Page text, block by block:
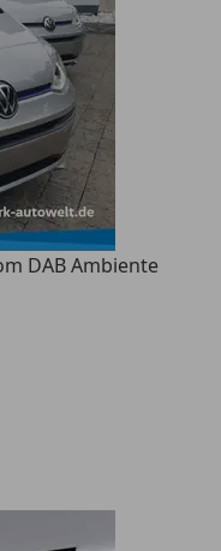
DAB Ambiente